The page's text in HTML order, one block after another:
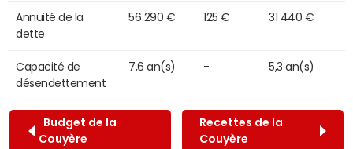
Annuité de la
dette
56 290 € 125 € 31 440 €
Capacité de
désendettement
7,6 an(s) - 5,3 an(s)
Budget de la
Couyère
Recettes de la
Couyère